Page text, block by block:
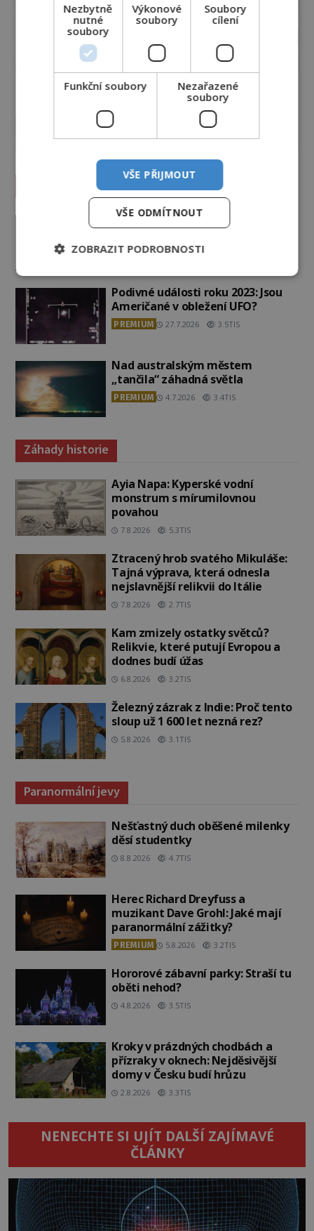
Vesmír a technologie
Co zachycují tajemné snímky
Marsu? Je na něm přeci jen voda?
PREMIUM 7.8.2026
Podivné události roku 2023: Jsou
Američané v obležení UFO?
PREMIUM 27.7.2026 3.5TIS
Nad australským městem
„tančila“ záhadná světla
PREMIUM 4.7.2026 3.4TIS
Záhady historie
Ayia Napa: Kyperské vodní
monstrum s mírumilovnou
povahou
7.8.2026 5.3TIS
Ztracený hrob svatého Mikuláše:
Tajná výprava, která odnesla
nejslavnější relikvii do Itálie
7.8.2026 2.7TIS
Kam zmizely ostatky světců?
Relikvie, které putují Evropou a
dodnes budí úžas
6.8.2026 3.2TIS
Železný zázrak z Indie: Proč tento
sloup už 1 600 let nezná rez?
5.8.2026 3.1TIS
Paranormální jevy
Nešťastný duch oběšené milenky
děsí studentky
8.8.2026 4.7TIS
Herec Richard Dreyfuss a
muzikant Dave Grohl: Jaké mají
paranormální zážitky?
PREMIUM 5.8.2026 3.2TIS
Hororové zábavní parky: Straší tu
oběti nehod?
4.8.2026 3.5TIS
Kroky v prázdných chodbách a
přízraky v oknech: Nejděsivější
domy v Česku budí hrůzu
2.8.2026 3.3TIS
NENECHTE SI UJÍT DALŠÍ ZAJÍMAVÉ
ČLÁNKY
Nezbytně
nutné
soubory
Výkonové
soubory
Soubory
cílení
Funkční soubory
Nezařazené
soubory
VŠE PŘIJMOUT
VŠE ODMÍTNOUT
ZOBRAZIT PODROBNOSTI